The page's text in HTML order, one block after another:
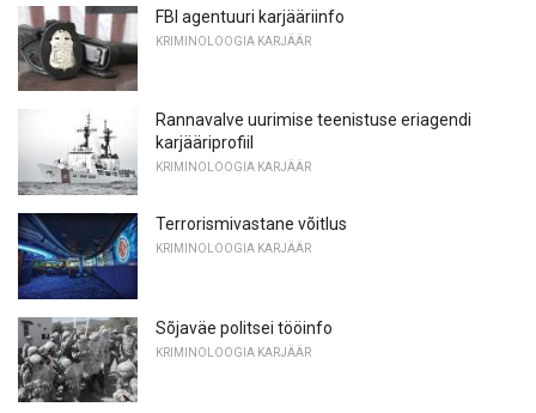
FBI agentuuri karjääriinfo
KRIMINOLOOGIA KARJÄÄR
Rannavalve uurimise teenistuse eriagendi
karjääriprofiil
KRIMINOLOOGIA KARJÄÄR
Terrorismivastane võitlus
KRIMINOLOOGIA KARJÄÄR
Sõjaväe politsei tööinfo
KRIMINOLOOGIA KARJÄÄR